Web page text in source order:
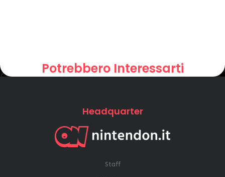
Potrebbero Interessarti
Headquarter
Staff